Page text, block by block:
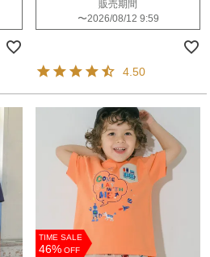
販売期間
〜2026/08/12 9:59
4.50
TIME SALE
46% OFF